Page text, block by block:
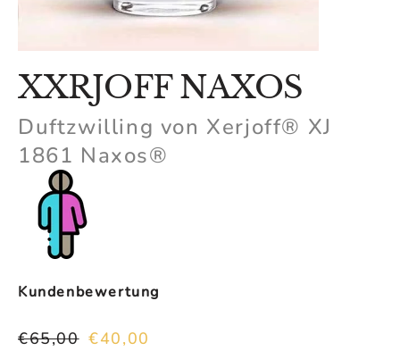
XXRJOFF NAXOS
Duftzwilling von Xerjoff® XJ
1861 Naxos®
Kundenbewertung
Normaler
€65,00 Sonderpreis
€40,00